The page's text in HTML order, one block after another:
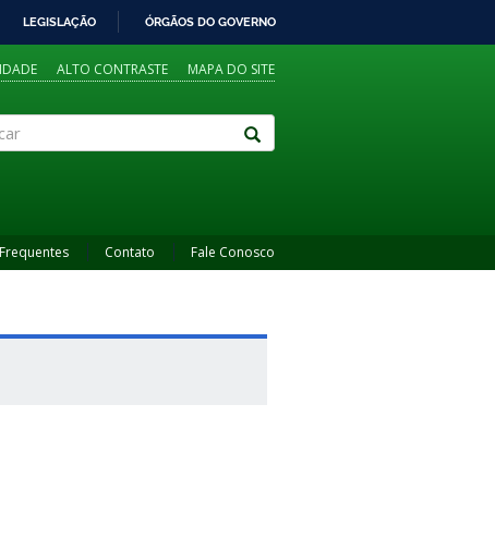
LEGISLAÇÃO ÓRGÃOS DO GOVERNO
ALTO CONTRASTE MAPA DO SITE
Contato Fale Conosco